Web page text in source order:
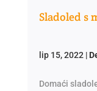
Sladoled s
lip 15, 2022|
Domaći